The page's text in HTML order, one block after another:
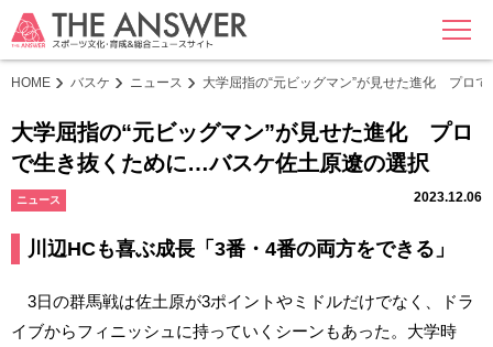
MENU
HOME バスケ ニュース 大学屈指の“元ビッグマン”が見せた進化 プロ
大学屈指の“元ビッグマン”が見せた進化 プロ
で生き抜くために…バスケ佐土原遼の選択
ニュース 2023.12.06
川辺HCも喜ぶ成長「3番・4番の両方をできる」
3日の群馬戦は佐土原が3ポイントやミドルだけでなく、ドラ
イブからフィニッシュに持っていくシーンもあった。大学時